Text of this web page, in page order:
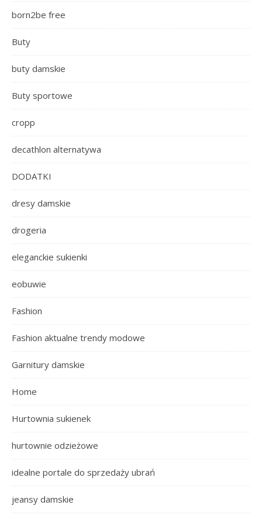
born2be free
Buty
buty damskie
Buty sportowe
cropp
decathlon alternatywa
DODATKI
dresy damskie
drogeria
eleganckie sukienki
eobuwie
Fashion
Fashion aktualne trendy modowe
Garnitury damskie
Home
Hurtownia sukienek
hurtownie odzieżowe
idealne portale do sprzedaży ubrań
jeansy damskie